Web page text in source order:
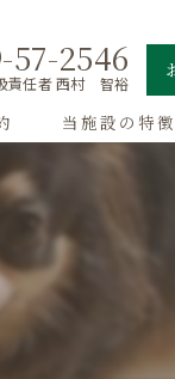
57-2546
責任者 西村 智裕
当施設の特徴